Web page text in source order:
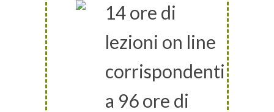
14 ore di
lezioni on line
corrispondenti
a 96 ore di